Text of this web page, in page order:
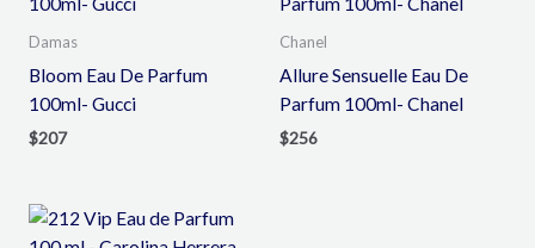
Damas
Bloom Eau De Parfum
100ml- Gucci
$207
Chanel
Allure Sensuelle Eau De
Parfum 100ml- Chanel
$256